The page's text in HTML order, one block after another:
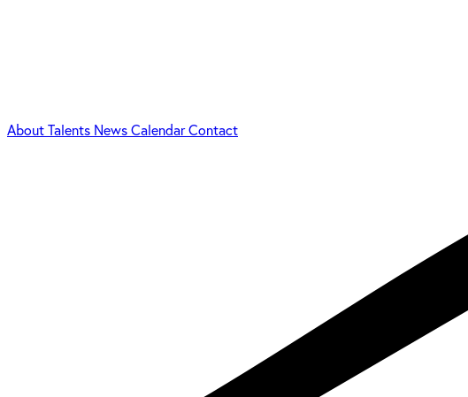
AboutTalents NewsCalendarContact